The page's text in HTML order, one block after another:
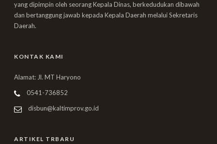
yang dipimpin oleh seorang Kepala Dinas, berkedudukan dibawah
dan bertanggung jawab kepada Kepala Daerah melalui Sekretaris
Daerah.
KONTAK KAMI
Alamat: Jl. MT Haryono
0541-736852
disbun@kaltimprov.go.id
ARTIKEL TRBARU